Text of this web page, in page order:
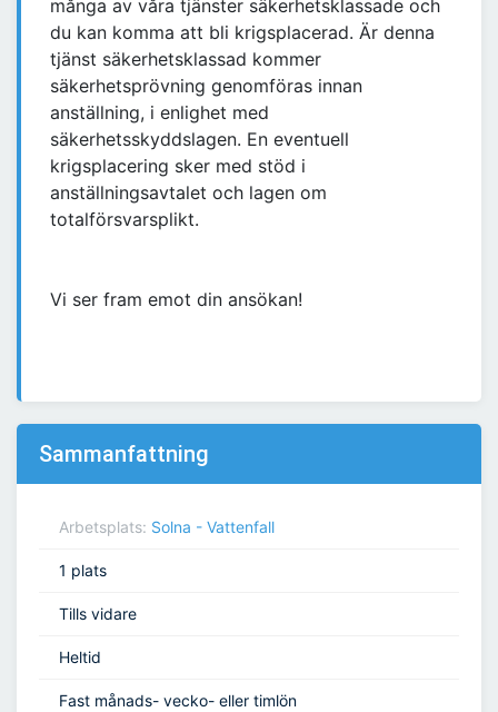
många av våra tjänster säkerhetsklassade och
du kan komma att bli krigsplacerad. Är denna
tjänst säkerhetsklassad kommer
säkerhetsprövning genomföras innan
anställning, i enlighet med
säkerhetsskyddslagen. En eventuell
krigsplacering sker med stöd i
anställningsavtalet och lagen om
totalförsvarsplikt.
Vi ser fram emot din ansökan!
Sammanfattning
Arbetsplats: Solna - Vattenfall
1 plats
Tills vidare
Heltid
Fast månads- vecko- eller timlön